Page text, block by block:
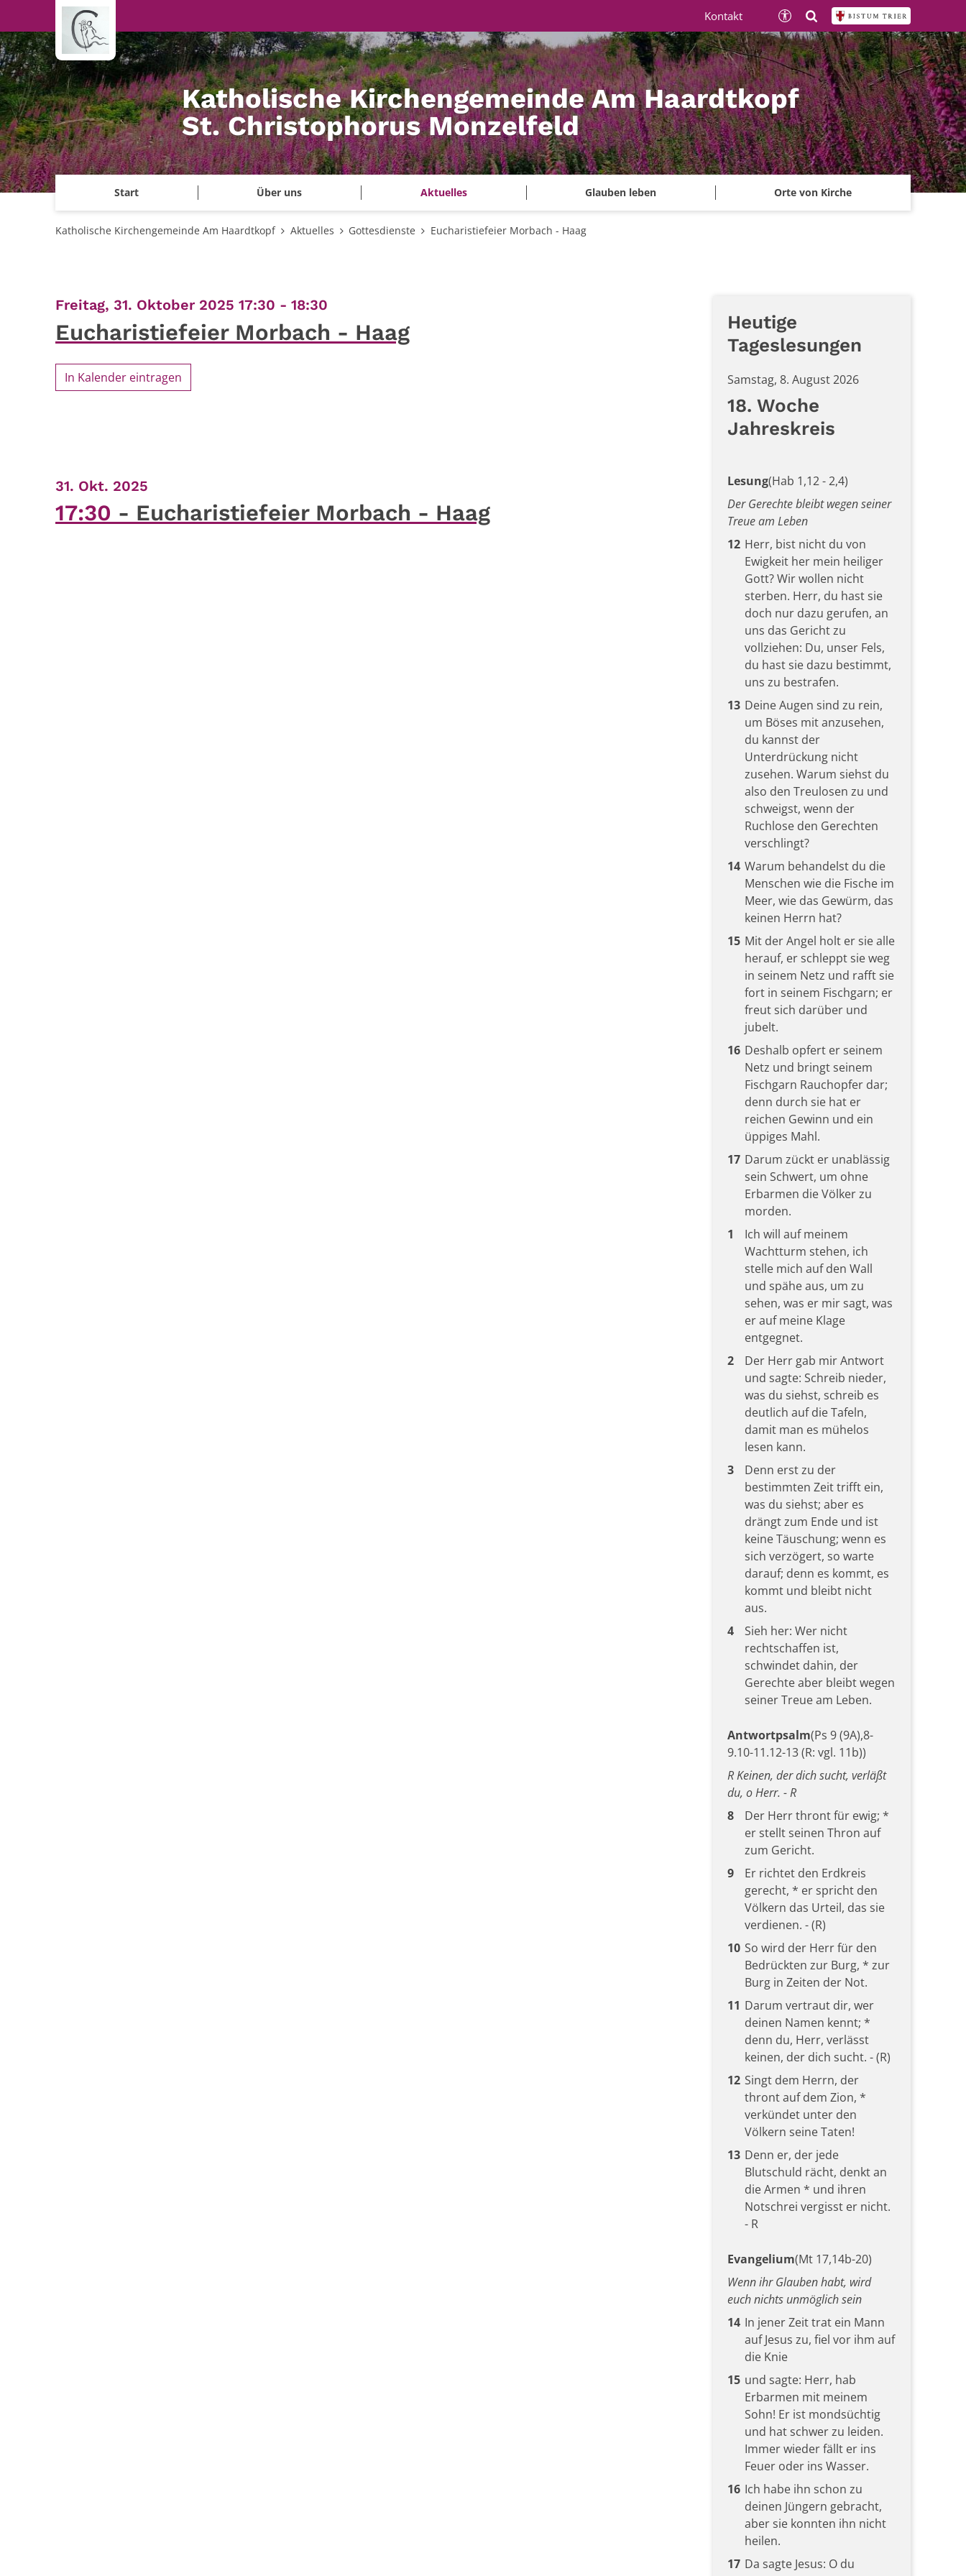
Zum Inhalt springen
Katholische Kirchengemeinde Am Haardtkopf
St. Christophorus Monzelfeld
Start Über uns Aktuelles Glauben leben Orte von Kirche
Kontakt
Katholische Kirchengemeinde Am Haardtkopf Aktuelles Gottesdienste Eucharistiefeier Morbach - Haag
Freitag, 31. Oktober 2025 17:30 - 18:30
Eucharistiefeier Morbach - Haag
In Kalender eintragen
31. Okt. 2025
17:30 Eucharistiefeier Morbach - Haag
Heutige
Tageslesungen
Samstag, 8. August 2026
18. Woche
Jahreskreis
Lesung(Hab 1,12 - 2,4)
Der Gerechte bleibt wegen seiner
Treue am Leben
12 Herr, bist nicht du von
Ewigkeit her mein heiliger
Gott? Wir wollen nicht
sterben. Herr, du hast sie
doch nur dazu gerufen, an
uns das Gericht zu
vollziehen: Du, unser Fels,
du hast sie dazu bestimmt,
uns zu bestrafen.
13 Deine Augen sind zu rein,
um Böses mit anzusehen,
du kannst der
Unterdrückung nicht
zusehen. Warum siehst du
also den Treulosen zu und
schweigst, wenn der
Ruchlose den Gerechten
verschlingt?
14 Warum behandelst du die
Menschen wie die Fische im
Meer, wie das Gewürm, das
keinen Herrn hat?
15 Mit der Angel holt er sie alle
herauf, er schleppt sie weg
in seinem Netz und rafft sie
fort in seinem Fischgarn; er
freut sich darüber und
jubelt.
16 Deshalb opfert er seinem
Netz und bringt seinem
Fischgarn Rauchopfer dar;
denn durch sie hat er
reichen Gewinn und ein
üppiges Mahl.
17 Darum zückt er unablässig
sein Schwert, um ohne
Erbarmen die Völker zu
morden.
1
Ich will auf meinem
Wachtturm stehen, ich
stelle mich auf den Wall
und spähe aus, um zu
sehen, was er mir sagt, was
er auf meine Klage
entgegnet.
2
Der Herr gab mir Antwort
und sagte: Schreib nieder,
was du siehst, schreib es
deutlich auf die Tafeln,
damit man es mühelos
lesen kann.
3
Denn erst zu der
bestimmten Zeit trifft ein,
was du siehst; aber es
drängt zum Ende und ist
keine Täuschung; wenn es
sich verzögert, so warte
darauf; denn es kommt, es
kommt und bleibt nicht
aus.
4
Sieh her: Wer nicht
rechtschaffen ist,
schwindet dahin, der
Gerechte aber bleibt wegen
seiner Treue am Leben.
Antwortpsalm(Ps 9 (9A),8-
9.10-11.12-13 (R: vgl. 11b))
R Keinen, der dich sucht, verläßt
du, o Herr. - R
8
Der Herr thront für ewig; *
er stellt seinen Thron auf
zum Gericht.
9
Er richtet den Erdkreis
gerecht, * er spricht den
Völkern das Urteil, das sie
verdienen. - (R)
10 So wird der Herr für den
Bedrückten zur Burg, * zur
Burg in Zeiten der Not.
11 Darum vertraut dir, wer
deinen Namen kennt; *
denn du, Herr, verlässt
keinen, der dich sucht. - (R)
12 Singt dem Herrn, der
thront auf dem Zion, *
verkündet unter den
Völkern seine Taten!
13 Denn er, der jede
Blutschuld rächt, denkt an
die Armen * und ihren
Notschrei vergisst er nicht.
- R
Evangelium(Mt 17,14b-20)
Wenn ihr Glauben habt, wird
euch nichts unmöglich sein
14 In jener Zeit trat ein Mann
auf Jesus zu, fiel vor ihm auf
die Knie
15 und sagte: Herr, hab
Erbarmen mit meinem
Sohn! Er ist mondsüchtig
und hat schwer zu leiden.
Immer wieder fällt er ins
Feuer oder ins Wasser.
16 Ich habe ihn schon zu
deinen Jüngern gebracht,
aber sie konnten ihn nicht
heilen.
17 Da sagte Jesus: O du